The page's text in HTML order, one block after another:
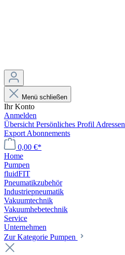
Menü schließen
Ihr Konto
Anmelden
Übersicht Persönliches Profil Adressen
Export Abonnements
0,00 €*
Home
Pumpen
fluidFIT
Pneumatikzubehör
Industriepneumatik
Vakuumtechnik
Vakuumhebetechnik
Service
Unternehmen
Zur Kategorie Pumpen